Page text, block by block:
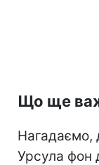
Що ще
Нагадаємо,
Урсула фон